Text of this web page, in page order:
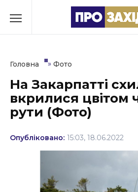
до
Культура
Освіта
Події
Соціум
Головна » Фото
На Закарпатті
вкрилися цвітом
рути (Фото)
Опубліковано: 15:03, 18.06.2022